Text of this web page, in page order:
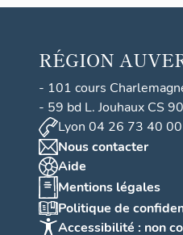
RÉGION
- 101 cours
- 59 bd L. Jouhaux CS
Lyon 04 26 73 40
Nous contacter
Aide
Mentions légales
Politique de
Accessibilité : non